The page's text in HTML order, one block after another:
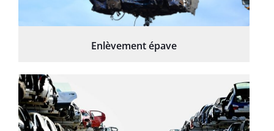
Enlèvement épave